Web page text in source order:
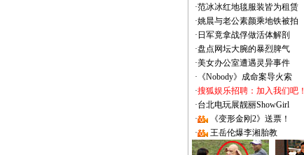
·范冰冰红地毯服装皆为租赁
·姚晨与老公素颜乘地铁被拍
· 日军竟拿战俘做活体解剖
·盘点网坛大腕的暴烈脾气
·美女办公室遭遇灵异事件
· 《Nobody》成命案导火索
·搜狐娱乐招聘：加入我们吧！
·台北电玩展靓丽ShowGirl
·
《变形金刚2》送票！
·
王岳伦爆李湘胎教